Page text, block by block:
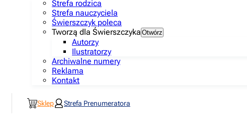
Strefa rodzica
Strefa nauczyciela
Świerszczyk poleca
Tworzą dla Świerszczyka Otwórz
Autorzy
Ilustratorzy
Archiwalne numery
Reklama
Kontakt
Sklep Strefa Prenumeratora